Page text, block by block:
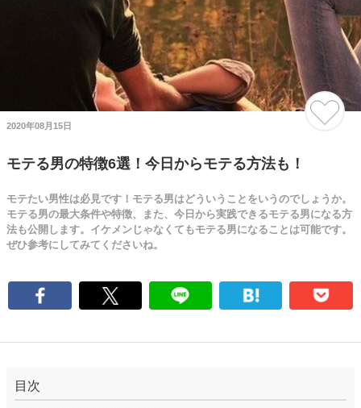
2020年08月15日
モテる男の特徴6選！今日からモテる方法も！
モテたい男性は必見です！モテる男はどういうことをいうのでしょうか。
モテる男の最大条件や特徴、また、今日から実践できるモテる男になる方
法も公開します。イケメンじゃなくてもモテる男になることは可能です。
ぜひ参考にしてみてくださいね。
目次